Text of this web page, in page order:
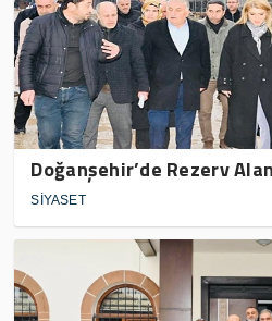
Doğanşehir’de Rezerv
SİYASET